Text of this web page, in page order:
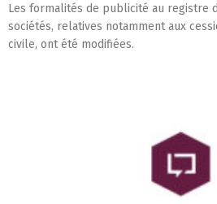
Les formalités de publicité au registre
sociétés, relatives notamment aux
civile, ont été modifiées.